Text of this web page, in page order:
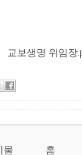
교보생명 위임장
물 홈